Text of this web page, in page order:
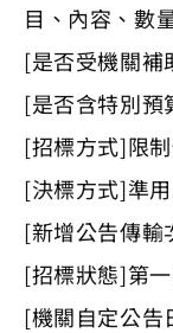
目、內容、數
[是否受機關補
[是否含特別預
[招標方式]限
[決標方式]準
[新增公告傳輸
[招標狀態]第
[機關自定公